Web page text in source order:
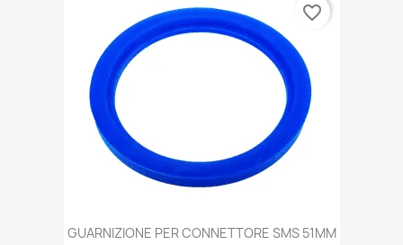
GUARNIZIONE PER CONNETTORE SMS 51MM
favorite_border